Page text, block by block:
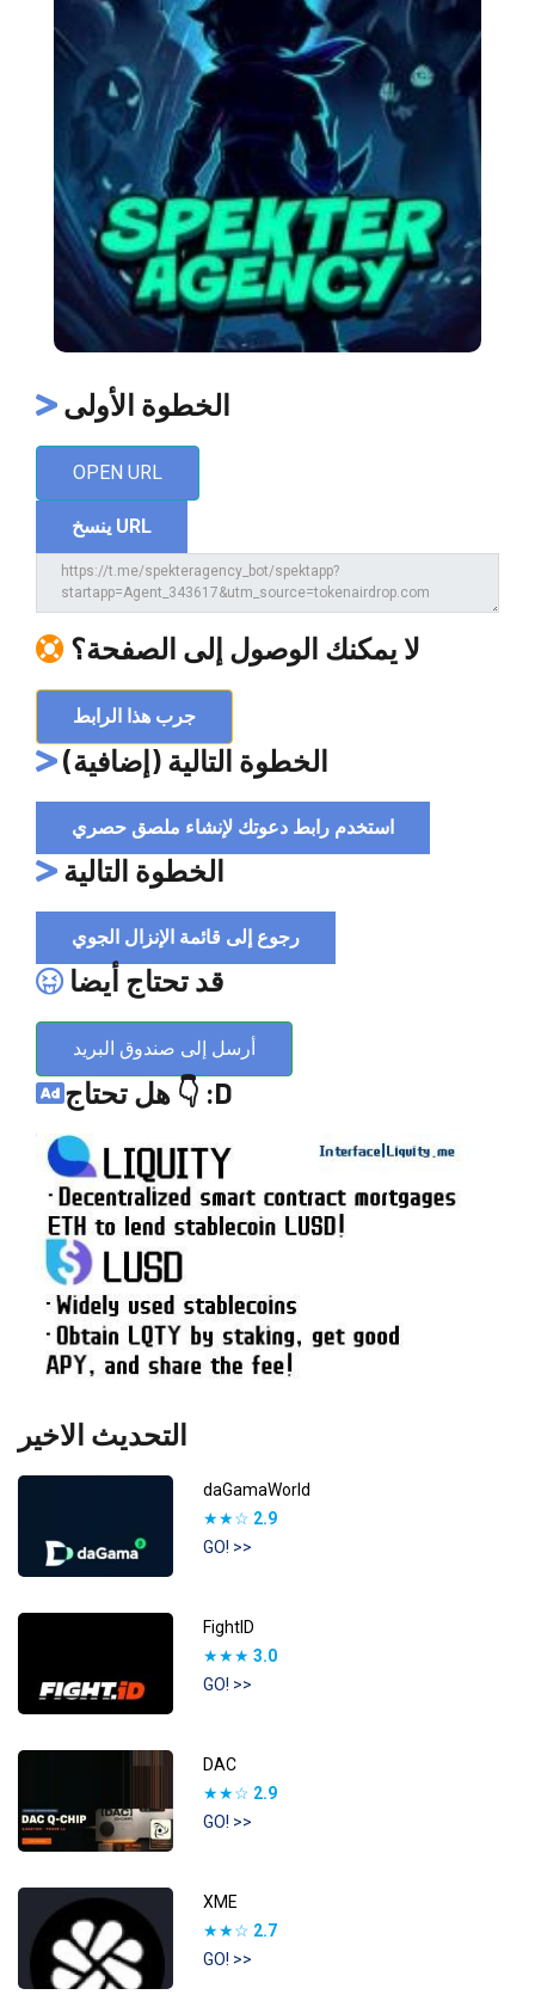
الخطوة الأولى
OPEN URL
ينسخ URL
لا يمكنك الوصول إلى الصفحة؟
جرب هذا الرابط
الخطوة التالية (إضافية)
استخدم رابط دعوتك لإنشاء ملصق حصري
الخطوة التالية
رجوع إلى قائمة الإنزال الجوي
قد تحتاج أيضا
أرسل إلى صندوق البريد
هل تحتاج 👇 :D
التحديث الاخير
daGamaWorld
★★☆ 2.9
GO! >>
FightID
★★★ 3.0
GO! >>
DAC
★★☆ 2.9
GO! >>
XME
★★☆ 2.7
GO! >>